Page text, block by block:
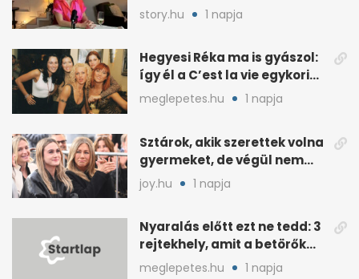
kérdéseimnél
story.hu 1 napja
Hegyesi Réka ma is gyászol:
így él a C’est la vie egykori
énekesnője
meglepetes.hu 1 napja
Sztárok, akik szerettek volna
gyermeket, de végül nem
született nekik
joy.hu 1 napja
Nyaralás előtt ezt ne tedd: 3
rejtekhely, amit a betörők
ismernek
meglepetes.hu 1 napja